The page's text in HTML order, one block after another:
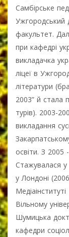
Самбірське
Ужгородський
факультет.
при кафедрі
викладачка
ліцеї в
літератури
2003” й стала
турів). 2003-
викладання
освіти. З
Стажувалася у
у Лондоні
Вільному
Шумицька
кафедри